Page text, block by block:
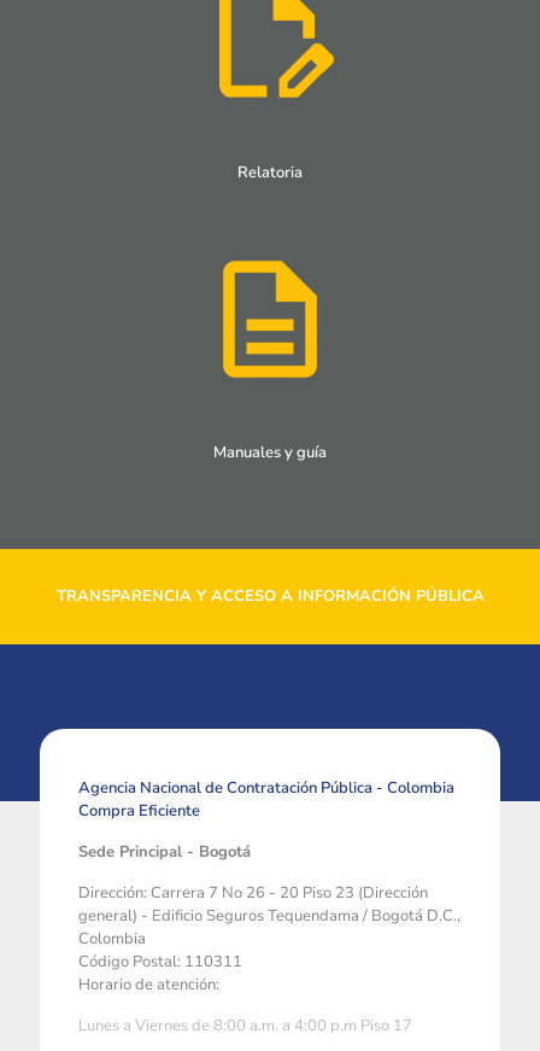
Relatoria
Manuales y guía
TRANSPARENCIA Y ACCESO A INFORMACIÓN PÚBLICA
Agencia Nacional de Contratación Pública - Colombia
Compra Eficiente
Sede Principal - Bogotá
Dirección: Carrera 7 No 26 - 20 Piso 23 (Dirección
general) - Edificio Seguros Tequendama / Bogotá D.C.,
Colombia
Código Postal: 110311
Horario de atención:
Lunes a Viernes de 8:00 a.m. a 4:00 p.m Piso 17